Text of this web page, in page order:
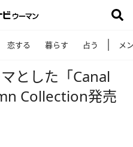
恋する 暮らす 占う メ
とした「Canal
Collection発売